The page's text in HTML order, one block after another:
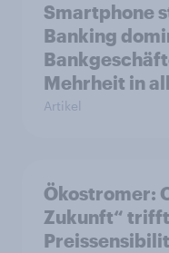
Smartphone
Banking
Mehrheit in
Artikel
Ökostromer:
Zukunft“